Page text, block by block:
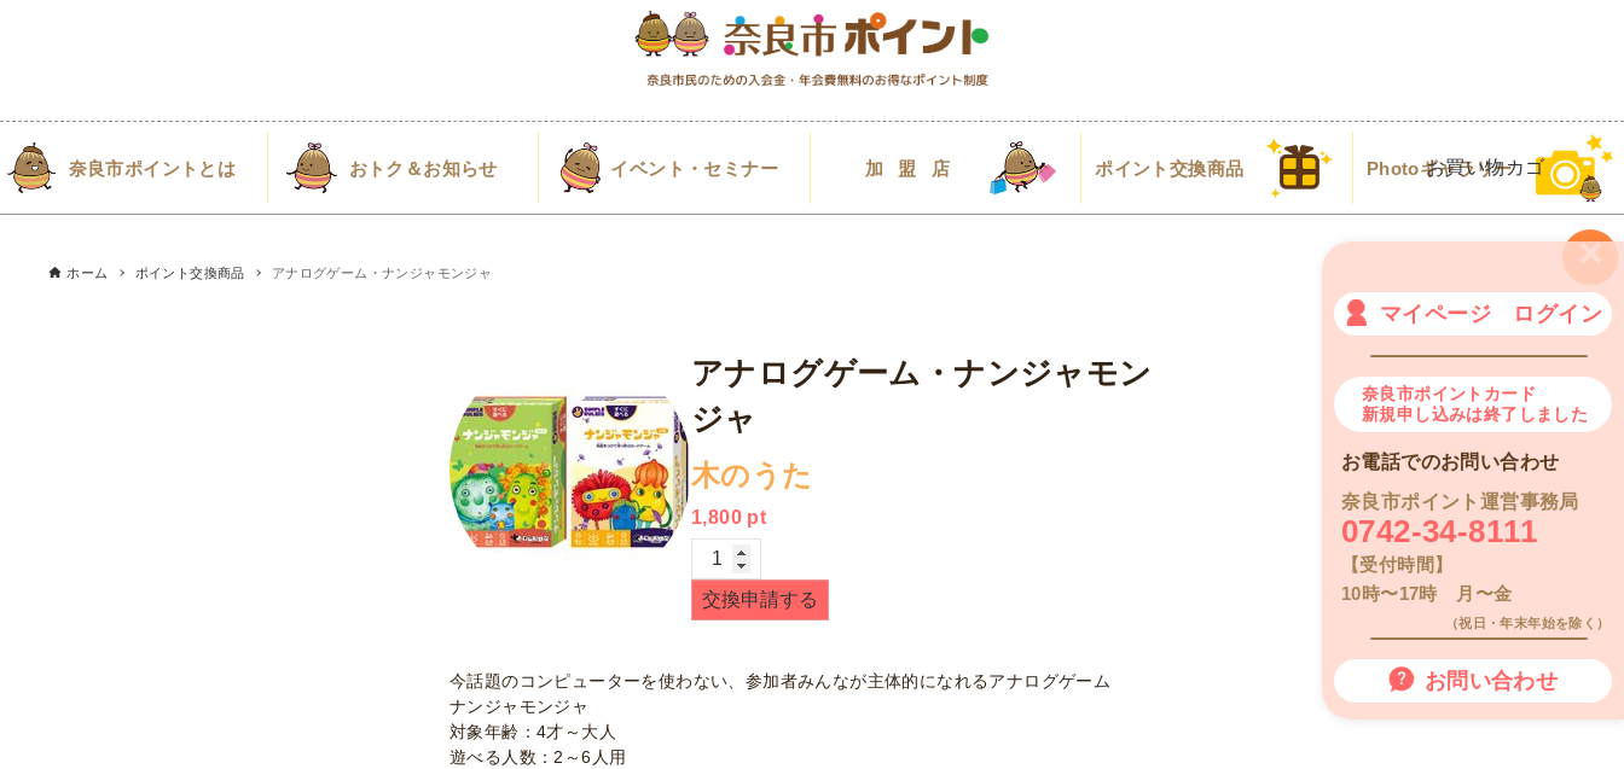
×
マイページ ログイン
奈良市ポイントカード
新規申し込みは終了しました
お電話でのお問い合わせ
奈良市ポイント運営事務局
0742-34-8111
【受付時間】
10時〜17時 月〜金
（祝日・年末年始を除く）
お問い合わせ
お買い物カゴ
奈良市ポイントとは おトク＆お知らせ イベント・セミナー 加盟店 ポイント交換商品 Photoギャラリー
ホーム ポイント交換商品 アナログゲーム・ナンジャモンジャ
アナログゲーム・ナンジャモン
ジャ
木のうた
1,800 pt
ナ
ロ
ー
交換申請する
今話題のコンピューターを使わない、参加者みんなが主体的になれるアナログゲーム
ナンジャモンジャ
対象年齢：4才～大人
遊べる人数：2～6人用